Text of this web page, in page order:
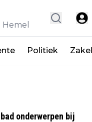
Politiek
onderwerpen bij